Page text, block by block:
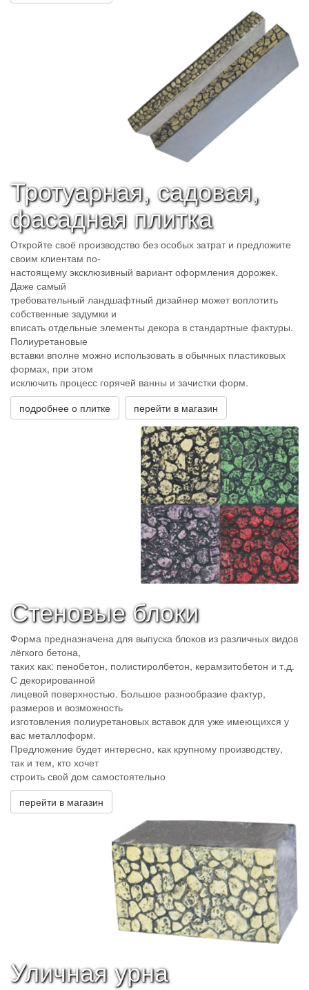
Тротуарная, садовая,
фасадная плитка
Откройте своё производство без особых затрат и предложите
своим клиентам по-
настоящему эксклюзивный вариант оформления дорожек.
Даже самый
требовательный ландшафтный дизайнер может воплотить
собственные задумки и
вписать отдельные элементы декора в стандартные фактуры.
Полиуретановые
вставки вполне можно использовать в обычных пластиковых
формах, при этом
исключить процесс горячей ванны и зачистки форм.
подробнее о плитке
перейти в магазин
Стеновые блоки
Форма предназначена для выпуска блоков из различных видов
лёгкого бетона,
таких как: пенобетон, полистиролбетон, керамзитобетон и т.д.
С декорированной
лицевой поверхностью. Большое разнообразие фактур,
размеров и возможность
изготовления полиуретановых вставок для уже имеющихся у
вас металлоформ.
Предложение будет интересно, как крупному производству,
так и тем, кто хочет
строить свой дом самостоятельно
перейти в магазин
Уличная урна